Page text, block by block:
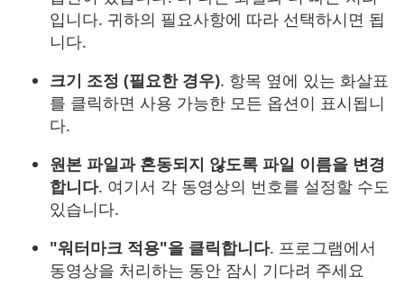
입니다. 귀하의 필요사항에 따라 선택하시면 됩
니다.
크기 조정 (필요한 경우). 항목 옆에 있는 화살표
를 클릭하면 사용 가능한 모든 옵션이 표시됩니
다.
원본 파일과 혼동되지 않도록 파일 이름을 변경
합니다. 여기서 각 동영상의 번호를 설정할 수도
있습니다.
"워터마크 적용"을 클릭합니다. 프로그램에서
동영상을 처리하는 동안 잠시 기다려 주세요